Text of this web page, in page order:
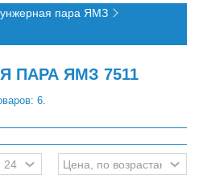
пара ЯМЗ
ПАРА ЯМЗ 7511
6.